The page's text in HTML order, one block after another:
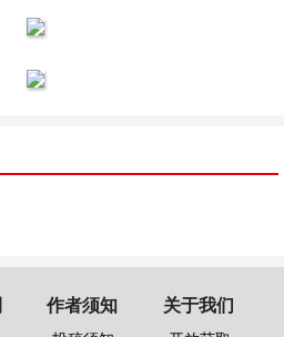
作者须知 关于我们